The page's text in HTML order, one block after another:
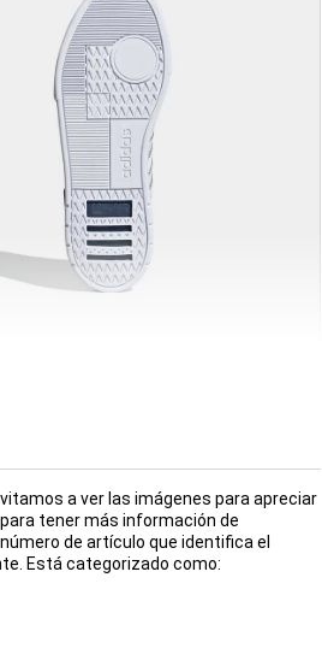
a ver las imágenes para apreciar
tener más información de
de artículo que identifica el
Está categorizado como: